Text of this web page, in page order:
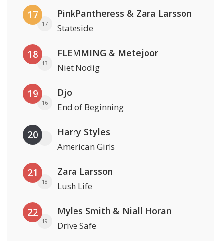
17
17
PinkPantheress & Zara Larsson
Stateside
18
13
FLEMMING & Metejoor
Niet Nodig
19
16
Djo
End of Beginning
20 Harry Styles
American Girls
21
18
Zara Larsson
Lush Life
22
19
Myles Smith & Niall Horan
Drive Safe